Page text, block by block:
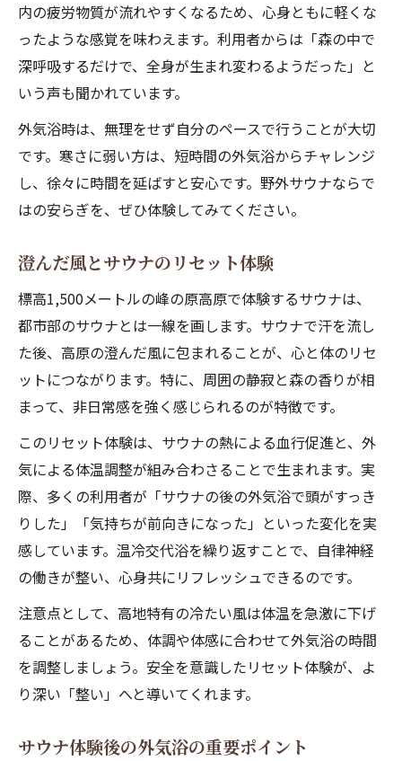
内の疲労物質が流れやすくなるため、心身ともに軽くな
ったような感覚を味わえます。利用者からは「森の中で
深呼吸するだけで、全身が生まれ変わるようだった」と
いう声も聞かれています。
外気浴時は、無理をせず自分のペースで行うことが大切
です。寒さに弱い方は、短時間の外気浴からチャレンジ
し、徐々に時間を延ばすと安心です。野外サウナならで
はの安らぎを、ぜひ体験してみてください。
澄んだ風とサウナのリセット体験
標高1,500メートルの峰の原高原で体験するサウナは、
都市部のサウナとは一線を画します。サウナで汗を流し
た後、高原の澄んだ風に包まれることが、心と体のリセ
ットにつながります。特に、周囲の静寂と森の香りが相
まって、非日常感を強く感じられるのが特徴です。
このリセット体験は、サウナの熱による血行促進と、外
気による体温調整が組み合わさることで生まれます。実
際、多くの利用者が「サウナの後の外気浴で頭がすっき
りした」「気持ちが前向きになった」といった変化を実
感しています。温冷交代浴を繰り返すことで、自律神経
の働きが整い、心身共にリフレッシュできるのです。
注意点として、高地特有の冷たい風は体温を急激に下げ
ることがあるため、体調や体感に合わせて外気浴の時間
を調整しましょう。安全を意識したリセット体験が、よ
り深い「整い」へと導いてくれます。
サウナ体験後の外気浴の重要ポイント